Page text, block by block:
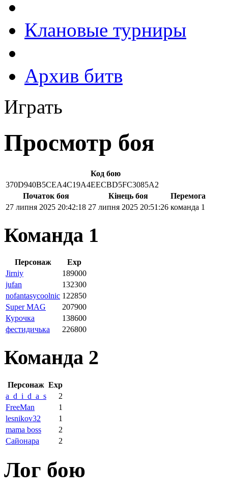
Клановые турниры
Архив битв
Играть
Просмотр боя
Код бою
370D940B5CEA4C19A4EECBD5FC3085A2
Початок боя
Кінець боя
Перемога
27 липня 2025 20:42:18 27 липня 2025 20:51:26 команда 1
Команда 1
Персонаж
Exp
Jirniy
189000
jufan
132300
nofantasycoolnic 122850
Super MAG
207900
Курочка
138600
фестидичька
226800
Команда 2
Персонаж Exp
a_d_i_d_a_s
2
FreeMan
1
lesnikov32
1
mama boss
2
Сайонара
2
Лог бою